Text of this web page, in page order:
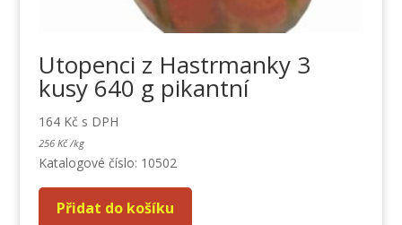
Utopenci z Hastrmanky 3
kusy 640 g pikantní
164 Kč s DPH
256 Kč /kg
Katalogové číslo: 10502
Přidat do košíku